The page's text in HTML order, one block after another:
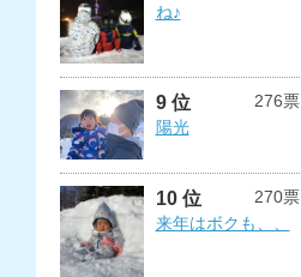
ね♪
9 位
276票
陽光
10 位
270票
来年はボクも、、